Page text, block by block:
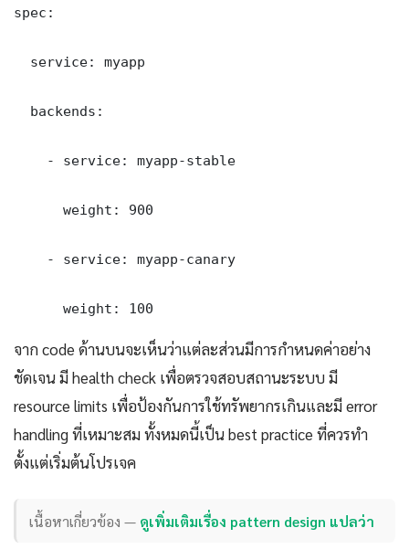
spec:
  service: myapp
  backends:
    - service: myapp-stable
      weight: 900
    - service: myapp-canary
      weight: 100
จาก code ด้านบนจะเห็นว่าแต่ละส่วนมีการกำหนดค่าอย่าง
ชัดเจน มี health check เพื่อตรวจสอบสถานะระบบ มี
resource limits เพื่อป้องกันการใช้ทรัพยากรเกินและมี error
handling ที่เหมาะสม ทั้งหมดนี้เป็น best practice ที่ควรทำ
ตั้งแต่เริ่มต้นโปรเจค
เนื้อหาเกี่ยวข้อง — ดูเพิ่มเติมเรื่อง pattern design แปลว่า